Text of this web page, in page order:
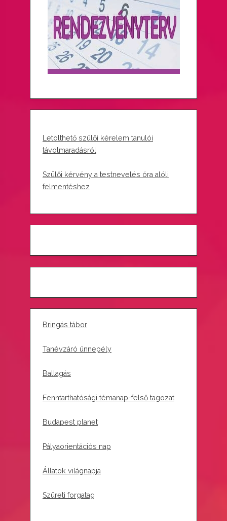
s
Letölthető szülői kérelem tanulói
távolmaradásról
Szülői kérvény a testnevelés óra alóli
felmentéshez
Bringás tábor
Tanévzáró ünnepély
Ballagás
Fenntarthatósági témanap-felső tagozat
Budapest planet
Pályaorientációs nap
Állatok világnapja
Szüreti forgatag